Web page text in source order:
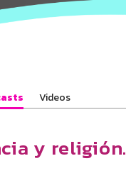
Videos
y religión.